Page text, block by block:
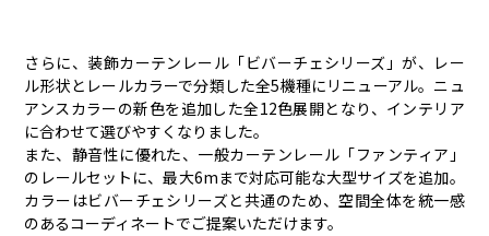
さらに、装飾カーテンレール「ビバーチェシリーズ」が、レー
ル形状とレールカラーで分類した全5機種にリニューアル。ニュ
アンスカラーの新色を追加した全12色展開となり、インテリア
に合わせて選びやすくなりました。
また、静音性に優れた、一般カーテンレール「ファンティア」
のレールセットに、最大6mまで対応可能な大型サイズを追加。
カラーはビバーチェシリーズと共通のため、空間全体を統一感
のあるコーディネートでご提案いただけます。